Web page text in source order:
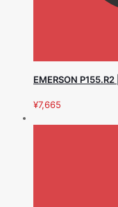
EMERSON
¥7,665